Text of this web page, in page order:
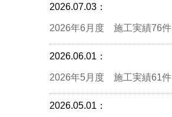
2026.07.03：
2026年6月度 施工実績76件
2026.06.01：
2026年5月度 施工実績61件
2026.05.01：